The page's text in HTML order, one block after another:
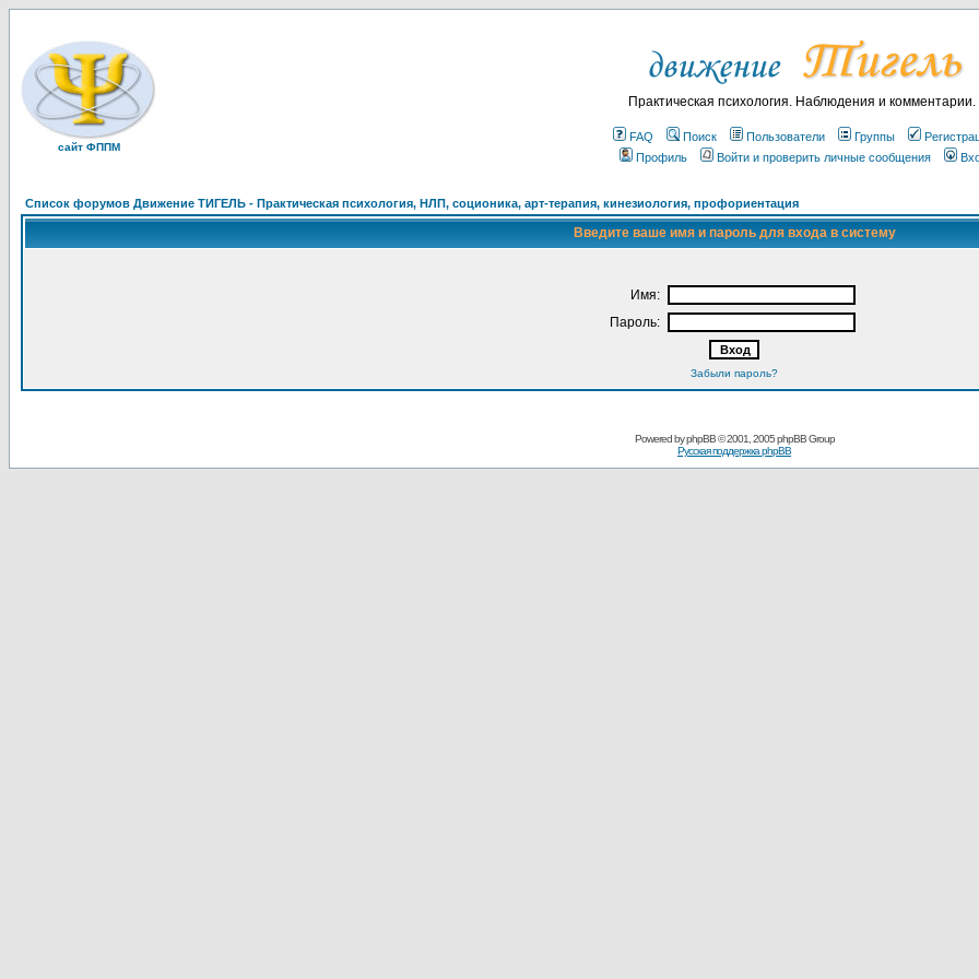
сайт ФППМ
Практическая психология. Наблюдения и комментарии.
FAQ Поиск Пользователи Группы
Профиль
Войти и проверить личные сообщения
Список форумов Движение ТИГЕЛЬ - Практическая психология, НЛП, соционика, арт-терапия, кинезиология, профориентация
Введите ваше имя и пароль для входа в систему
Имя:
Пароль:
Забыли пароль?
Powered byphpBB© 2001, 2005 phpBB Group
Русская поддержка phpBB